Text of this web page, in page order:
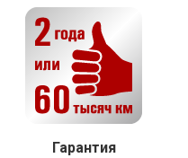
Гарантия